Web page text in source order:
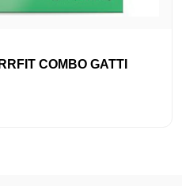
COMBO GATTI